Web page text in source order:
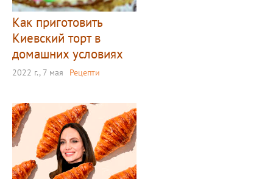
Как приготовить
Киевский торт в
домашних условиях
2022 г., 7 мая Рецепти